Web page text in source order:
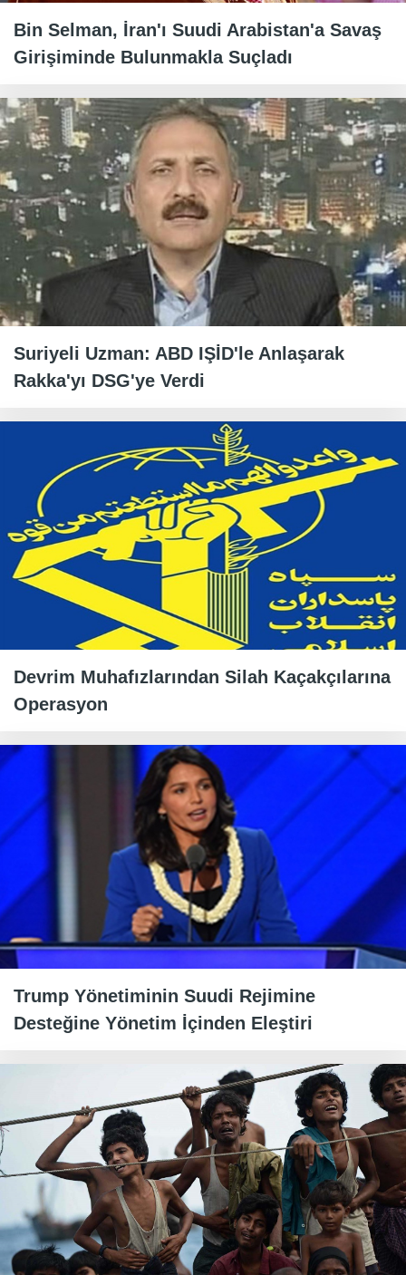
Bin Selman, İran'ı Suudi Arabistan'a Savaş
Girişiminde Bulunmakla Suçladı
Suriyeli Uzman: ABD IŞİD'le Anlaşarak
Rakka'yı DSG'ye Verdi
Devrim Muhafızlarından Silah Kaçakçılarına
Operasyon
Trump Yönetiminin Suudi Rejimine
Desteğine Yönetim İçinden Eleştiri